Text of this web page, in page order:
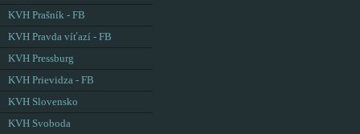
KVH Prašník - FB
KVH Pravda víťazí - FB
KVH Pressburg
KVH Prievidza - FB
KVH Slovensko
KVH Svoboda